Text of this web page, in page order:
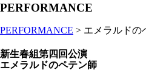
PERFORMANCE
PERFORMANCE > エメラルドの
新生春組第四回公演
エメラルドのペテン師